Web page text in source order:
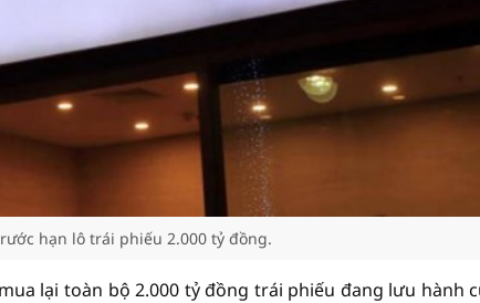
hạn lô trái phiếu 2.000 tỷ đồng.
lại toàn bộ 2.000 tỷ đồng trái phiếu đang lưu hành